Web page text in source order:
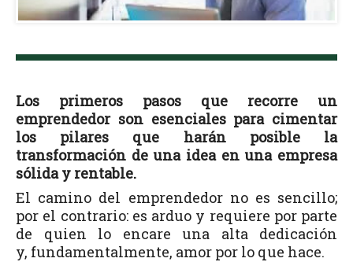
Los primeros pasos que recorre un
emprendedor son esenciales para cimentar
los pilares que harán posible la
transformación de una idea en una empresa
sólida y rentable.
El camino del emprendedor no es sencillo;
por el contrario: es arduo y requiere por parte
de quien lo encare una alta dedicación
y, fundamentalmente, amor por lo que hace.